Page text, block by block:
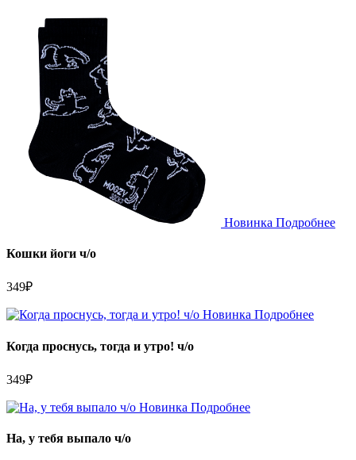
Новинка Подробнее
Кошки йоги ч/о
349₽
Новинка Подробнее
Когда проснусь, тогда и утро! ч/о
349₽
Новинка Подробнее
На, у тебя выпало ч/о